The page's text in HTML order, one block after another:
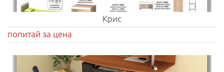
Крис
попитай за цена